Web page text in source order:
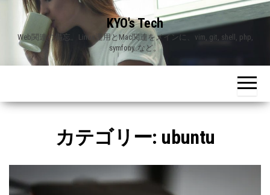
content
KYO's Tech
Web関連の備忘。Linux運用とMac関連をメインに、vim, git, shell, php,
symfony..など。
カテゴリー: ubuntu